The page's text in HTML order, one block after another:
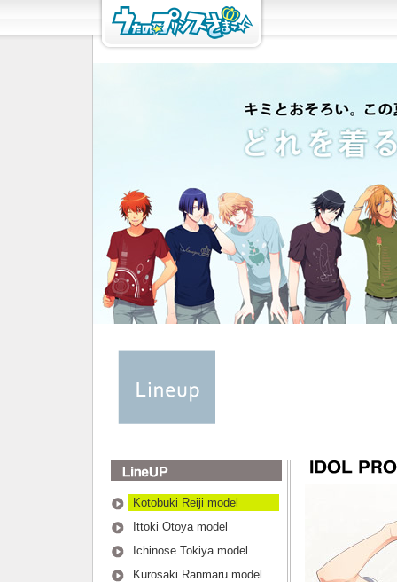
Kotobuki Reiji model
Ittoki Otoya model
Ichinose Tokiya model
Kurosaki Ranmaru model